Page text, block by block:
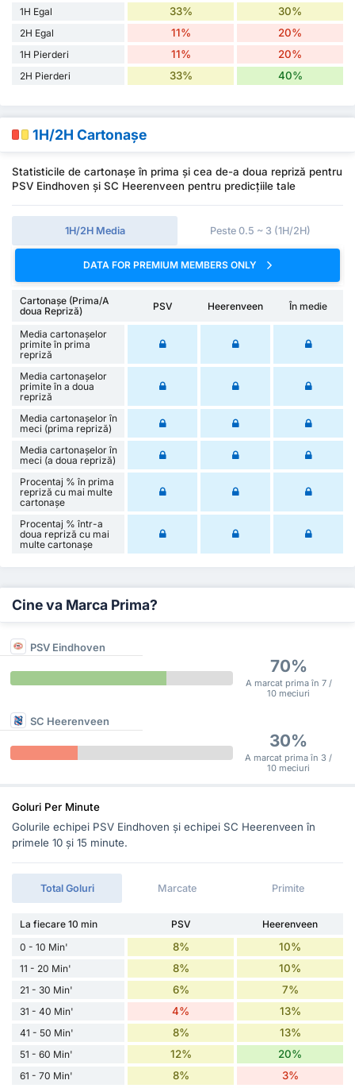
1H Egal 33% 30%
2H Egal 11% 20%
1H Pierderi 11% 20%
2H Pierderi 33% 40%
1H/2H Cartonașe
Statisticile de cartonașe în prima și cea de-a doua repriză pentru
PSV Eindhoven și SC Heerenveen pentru predicțiile tale
1H/2H Media Peste 0.5 ~ 3 (1H/2H)
DATA FOR PREMIUM MEMBERS ONLY
Cartonașe (Prima/A
doua Repriză)
PSV Heerenveen În medie
Media cartonașelor
primite în prima
repriză
Media cartonașelor
primite în a doua
repriză
Media cartonașelor în
meci (prima repriză)
Media cartonașelor în
meci (a doua repriză)
Procentaj % în prima
repriză cu mai multe
cartonașe
Procentaj % într-a
doua repriză cu mai
multe cartonașe
Cine va Marca Prima?
PSV Eindhoven
70%
A marcat prima în 7 /
10 meciuri
SC Heerenveen
30%
A marcat prima în 3 /
10 meciuri
Goluri Per Minute
Golurile echipei PSV Eindhoven și echipei SC Heerenveen în
primele 10 și 15 minute.
Total Goluri Marcate Primite
La fiecare 10 min PSV
Heerenveen
0 - 10 Min'
8% 10%
11 - 20 Min' 8% 10%
21 - 30 Min' 6% 7%
31 - 40 Min' 4% 13%
41 - 50 Min' 8% 13%
51 - 60 Min' 12% 20%
61 - 70 Min' 8% 3%